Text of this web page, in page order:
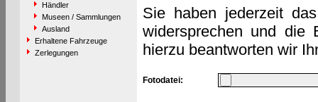
Händler
Museen / Sammlungen
Ausland
Erhaltene Fahrzeuge
Zerlegungen
Sie haben jederzeit
widersprechen und die
hierzu beantworten wir
Fotodatei: